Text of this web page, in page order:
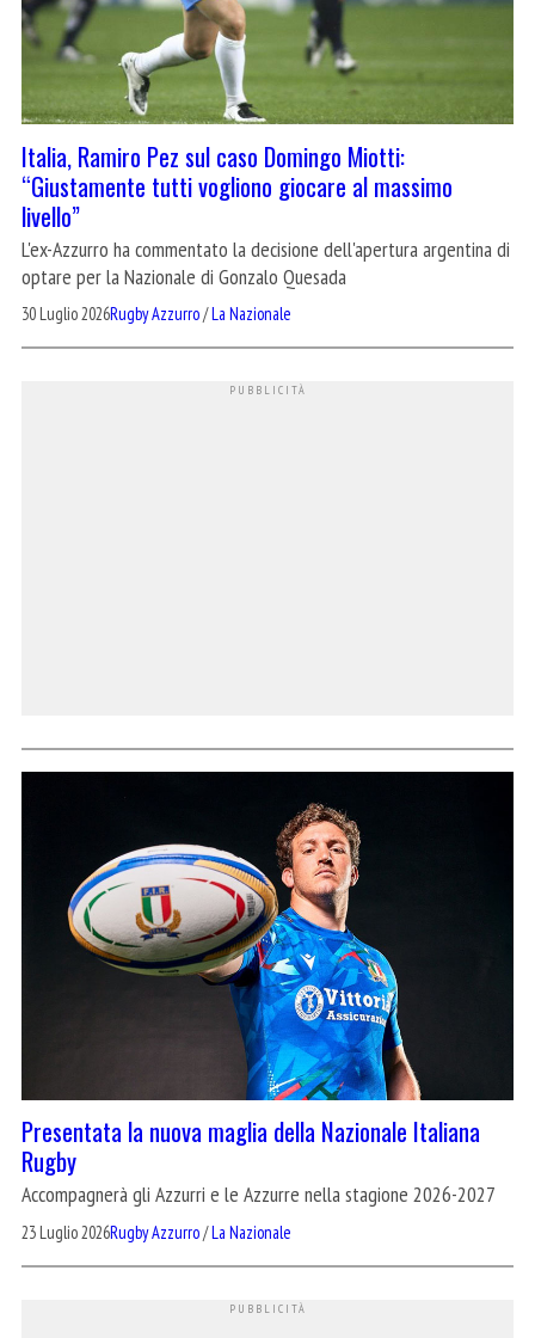
Italia, Ramiro Pez sul caso Domingo Miotti:
“Giustamente tutti vogliono giocare al massimo
livello”
L'ex-Azzurro ha commentato la decisione dell'apertura argentina di
optare per la Nazionale di Gonzalo Quesada
30 Luglio 2026Rugby Azzurro/La Nazionale
Presentata la nuova maglia della Nazionale Italiana
Rugby
Accompagnerà gli Azzurri e le Azzurre nella stagione 2026-2027
23 Luglio 2026Rugby Azzurro/La Nazionale